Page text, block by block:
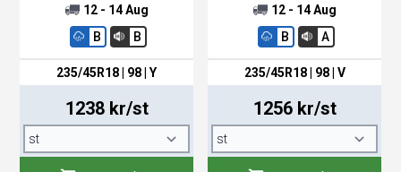
12 - 14 Aug
B
B
235/45R18 | 98 | Y
1238 kr/st
12 - 14 Aug
B
A
235/45R18 | 98 | V
1256 kr/st